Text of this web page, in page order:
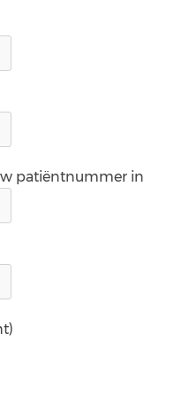
patiëntnummer in